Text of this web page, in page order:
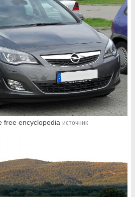
free encyclopedia источник